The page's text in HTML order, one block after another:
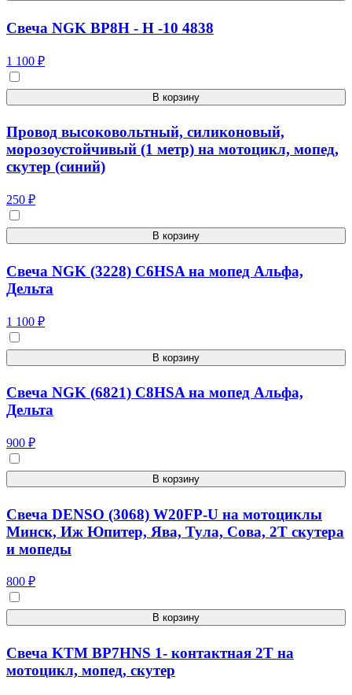
Свеча NGK BP8H - H -10 4838
1 100 ₽
В корзину
Провод высоковольтный, силиконовый,
морозоустойчивый (1 метр) на мотоцикл, мопед,
скутер (синий)
250 ₽
В корзину
Свеча NGK (3228) C6HSA на мопед Альфа,
Дельта
1 100 ₽
В корзину
Свеча NGK (6821) C8HSA на мопед Альфа,
Дельта
900 ₽
В корзину
Свеча DENSO (3068) W20FP-U на мотоциклы
Минск, Иж Юпитер, Ява, Тула, Сова, 2Т скутера
и мопеды
800 ₽
В корзину
Свеча KTM BP7HNS 1- контактная 2T на
мотоцикл, мопед, скутер